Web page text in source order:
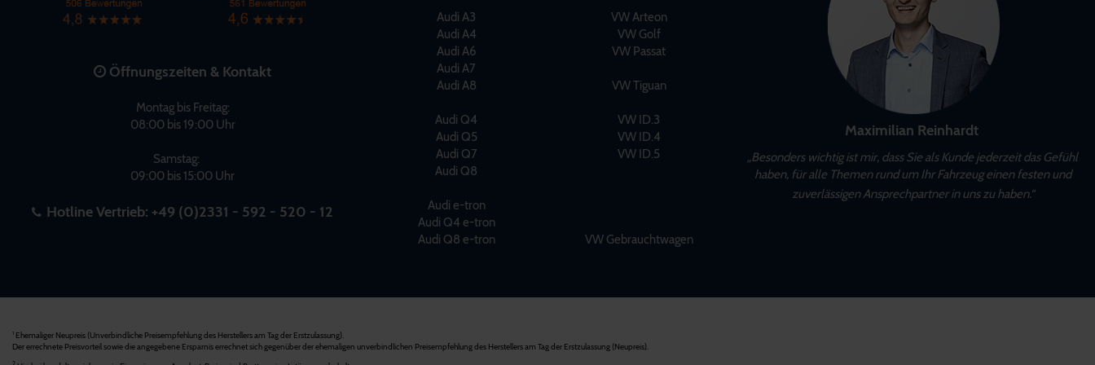
Öffnungszeiten & Kontakt
Montag bis Freitag:
08:00 bis 19:00 Uhr
Samstag:
09:00 bis 15:00 Uhr
Hotline Vertrieb: +49 (0)2331 - 592 - 520 - 12
Audi A3
Audi A4
Audi A6
Audi A7
Audi A8
Audi Q4
Audi Q5
Audi Q7
Audi Q8
Audi e-tron
Audi Q4 e-tron
Audi Q8 e-tron
VW Arteon
VW Golf
VW Passat
VW Tiguan
VW ID.3
VW ID.4
VW ID.5
VW Gebrauchtwagen
Maximilian Reinhardt
„Besonders wichtig ist mir, dass Sie als Kunde jederzeit das Gefühl
haben, für alle Themen rund um Ihr Fahrzeug einen festen und
zuverlässigen Ansprechpartner in uns zu haben.“
1 Ehemaliger Neupreis (Unverbindliche Preisempfehlung des Herstellers am Tag der Erstzulassung).
Der errechnete Preisvorteil sowie die angegebene Ersparnis errechnet sich gegenüber der ehemaligen unverbindlichen Preisempfehlung des Herstellers am Tag der Erstzulassung (Neupreis).